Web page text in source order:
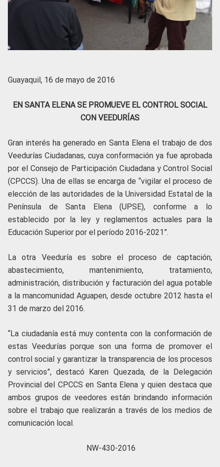
Guayaquil, 16 de mayo de 2016
EN SANTA ELENA SE PROMUEVE EL CONTROL SOCIAL
CON VEEDURÍAS
Gran interés ha generado en Santa Elena el trabajo de dos
Veedurías Ciudadanas, cuya conformación ya fue aprobada
por el Consejo de Participación Ciudadana y Control Social
(CPCCS). Una de ellas se encarga de “vigilar el proceso de
elección de las autoridades de la Universidad Estatal de la
Península de Santa Elena (UPSE), conforme a lo
establecido por la ley y reglamentos actuales para la
Educación Superior por el período 2016-2021”.
La otra Veeduría es sobre el proceso de captación,
abastecimiento, mantenimiento, tratamiento,
administración, distribución y facturación del agua potable
a la mancomunidad Aguapen, desde octubre 2012 hasta el
31 de marzo del 2016.
“La ciudadanía está muy contenta con la conformación de
estas Veedurías porque son una forma de promover el
control social y garantizar la transparencia de los procesos
y servicios”, destacó Karen Quezada, de la Delegación
Provincial del CPCCS en Santa Elena y quien destaca que
ambos grupos de veedores están brindando información
sobre el trabajo que realizarán a través de los medios de
comunicación local.
NW-430-2016